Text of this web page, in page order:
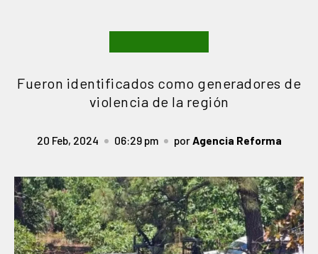
Fueron identificados como generadores de
violencia de la región
20 Feb, 2024 06:29 pm porAgencia Reforma